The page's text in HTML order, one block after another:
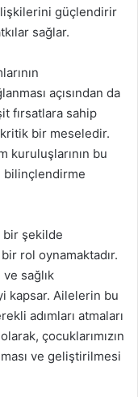
güçlendirir
sağlar.
açısından da
fırsatlara sahip
kritik bir meseledir.
kuruluşlarının bu
bilinçlendirme
bir şekilde
rol oynamaktadır.
sağlık
kapsar. Ailelerin bu
adımları atmaları
çocuklarımızın
ve geliştirilmesi